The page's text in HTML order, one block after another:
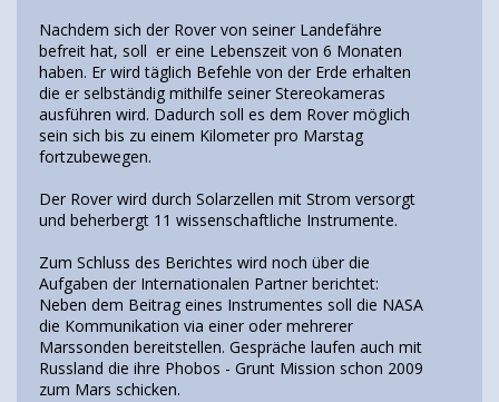
Nachdem sich der Rover von seiner Landefähre
befreit hat, soll er eine Lebenszeit von 6 Monaten
haben. Er wird täglich Befehle von der Erde erhalten
die er selbständig mithilfe seiner Stereokameras
ausführen wird. Dadurch soll es dem Rover möglich
sein sich bis zu einem Kilometer pro Marstag
fortzubewegen.
Der Rover wird durch Solarzellen mit Strom versorgt
und beherbergt 11 wissenschaftliche Instrumente.
Zum Schluss des Berichtes wird noch über die
Aufgaben der Internationalen Partner berichtet:
Neben dem Beitrag eines Instrumentes soll die NASA
die Kommunikation via einer oder mehrerer
Marssonden bereitstellen. Gespräche laufen auch mit
Russland die ihre Phobos - Grunt Mission schon 2009
zum Mars schicken.